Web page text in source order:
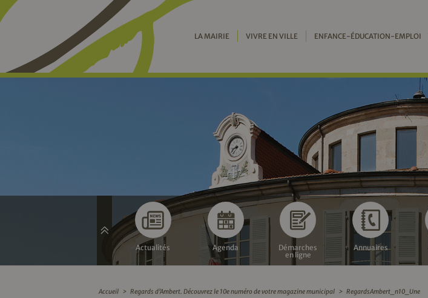
LA MAIRIE VIVRE EN VILLE ENFANCE-ÉDUCATION-EMPLOI
Actualités Agenda
Démarches
en ligne
Annuaires
Accueil > Regards d’Ambert. Découvrez le 10e numéro de votre magazine municipal > RegardsAmbert_n10_Une